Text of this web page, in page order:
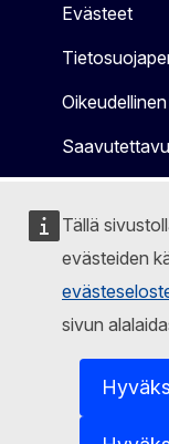
Tällä
evästeiden
sivun
Evästeet